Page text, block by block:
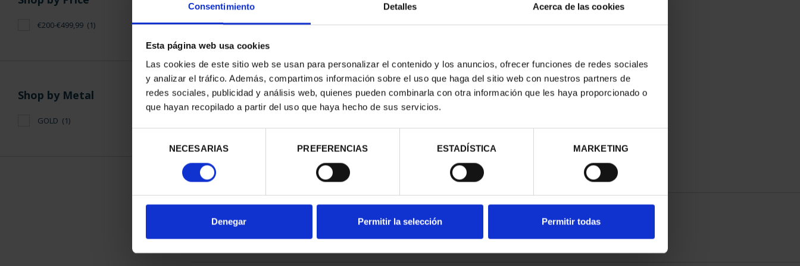
Consentimiento Detalles Acerca de las cookies
Esta página web usa cookies
Las cookies de este sitio web se usan para personalizar el contenido y los anuncios, ofrecer funciones de redes sociales
y analizar el tráfico. Además, compartimos información sobre el uso que haga del sitio web con nuestros partners de
redes sociales, publicidad y análisis web, quienes pueden combinarla con otra información que les haya proporcionado o
que hayan recopilado a partir del uso que haya hecho de sus servicios.
consentimiento
NECESARIAS PREFERENCIAS ESTADÍSTICA MARKETING
Denegar Permitir la selección Permitir todas
SORT BY:
1 Products found